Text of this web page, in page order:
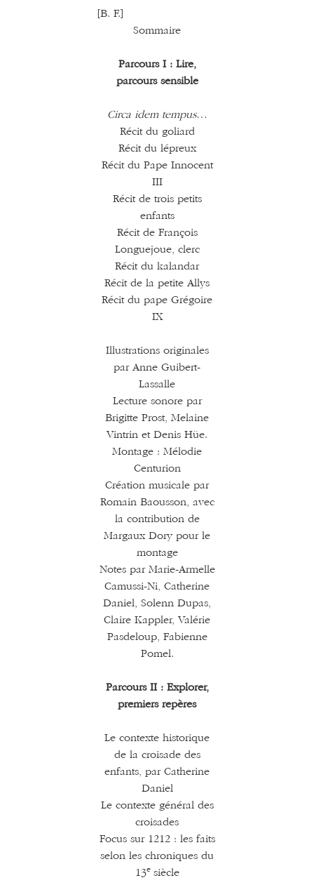
[B. F.]
Sommaire
Parcours I : Lire,
parcours sensible
Circa idem tempus…
Récit du goliard
Récit du lépreux
Récit du Pape Innocent
III
Récit de trois petits
enfants
Récit de François
Longuejoue, clerc
Récit du kalandar
Récit de la petite Allys
Récit du pape Grégoire
IX
Illustrations originales
par Anne Guibert-
Lassalle
Lecture sonore par
Brigitte Prost, Melaine
Vintrin et Denis Hüe.
Montage : Mélodie
Centurion
Création musicale par
Romain Baousson, avec
la contribution de
Margaux Dory pour le
montage
Notes par Marie-Armelle
Camussi-Ni, Catherine
Daniel, Solenn Dupas,
Claire Kappler, Valérie
Pasdeloup, Fabienne
Pomel.
Parcours II : Explorer,
premiers repères
Le contexte historique
de la croisade des
enfants, par Catherine
Daniel
Le contexte général des
croisades
Focus sur 1212 : les faits
selon les chroniques du
13e siècle